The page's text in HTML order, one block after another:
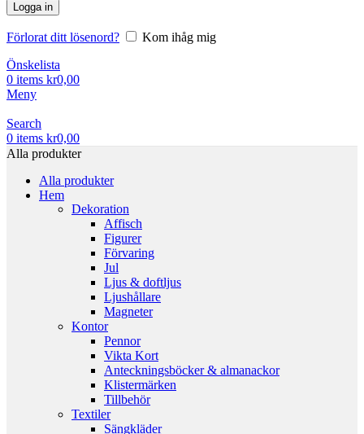
Logga in
Förlorat ditt lösenord?
Kom ihåg mig
Önskelista
0 items kr0,00
Meny
Search
0 items kr0,00
Alla produkter
Alla produkter
Hem
Dekoration
Affisch
Figurer
Förvaring
Jul
Ljus & doftljus
Ljushållare
Magneter
Kontor
Pennor
Vikta Kort
Anteckningsböcker & almanackor
Klistermärken
Tillbehör
Textiler
Sängkläder